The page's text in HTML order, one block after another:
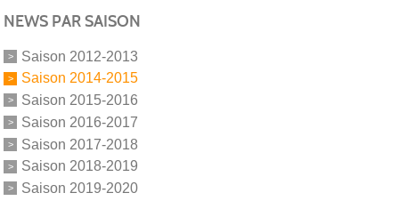
NEWS PAR SAISON
Saison 2012-2013
Saison 2014-2015
Saison 2015-2016
Saison 2016-2017
Saison 2017-2018
Saison 2018-2019
Saison 2019-2020